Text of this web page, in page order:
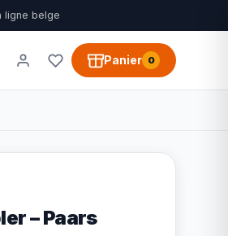
ligne belge
Panier 0
– Paars